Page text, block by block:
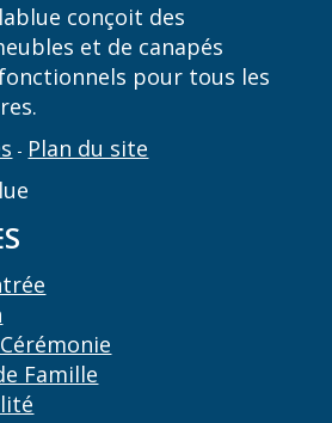
conçoit des
et de canapés
pour tous les
- Plan du site
Famille